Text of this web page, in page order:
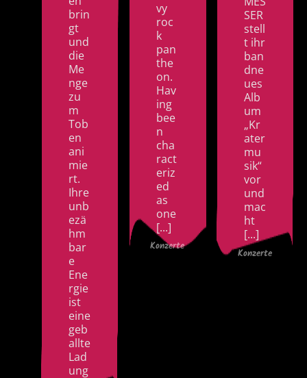
brin
gt
und
die
Me
nge
zu
m
Tob
en
ani
mie
rt.
Ihre
unb
ezä
hm
bar
e
Ene
rgie
ist
eine
geb
allte
Lad
ung
vy
roc
k
pan
the
on.
Hav
ing
bee
n
cha
ract
eriz
ed
as
one
[...]
Konzerte
SER
stell
t ihr
ban
dne
ues
Alb
um
„Kr
ater
mu
sik“
vor
und
mac
ht
[...]
Konzerte